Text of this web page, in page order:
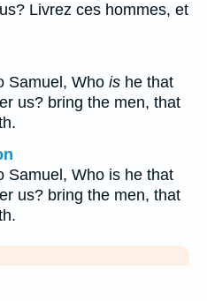
Livrez ces hommes, et
Samuel, Who is he that
us? bring the men, that
Samuel, Who is he that
us? bring the men, that